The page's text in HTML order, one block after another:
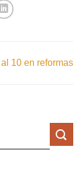
al 10 en reformas